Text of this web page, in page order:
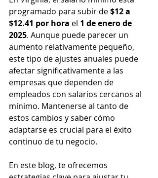
programado para subir de $12 a
$12.41 por hora el 1 de enero de
2025. Aunque puede parecer un
aumento relativamente pequeño,
este tipo de ajustes anuales puede
afectar significativamente a las
empresas que dependen de
empleados con salarios cercanos al
mínimo. Mantenerse al tanto de
estos cambios y saber cómo
adaptarse es crucial para el éxito
continuo de tu negocio.
En este blog, te ofrecemos